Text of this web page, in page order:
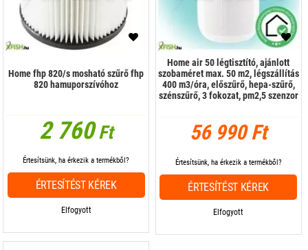
Home fhp 820/s mosható szűrő fhp
820 hamuporszívóhoz
2 760Ft
Elfogyott
Értesítsünk, ha érkezik a termékből?
ÉRTESÍTÉST KÉREK
Home air 50 légtisztító, ajánlott
szobaméret max. 50 m2, légszállítás
400 m3/óra, előszűrő, hepa-szűrő,
szénszűrő, 3 fokozat, pm2,5 szenzor
56 990 Ft
Elfogyott
Értesítsünk, ha érkezik a termékből?
ÉRTESÍTÉST KÉREK